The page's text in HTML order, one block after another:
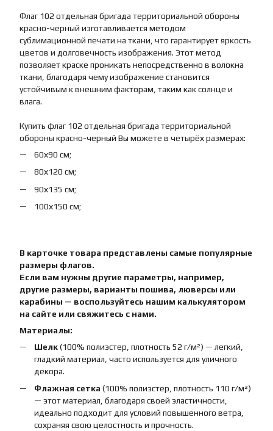
Флаг 102 отдельная бригада территориальной обороны
красно-черный изготавливается методом
сублимационной печати на ткани, что гарантирует яркость
цветов и долговечность изображения. Этот метод
позволяет краске проникать непосредственно в волокна
ткани, благодаря чему изображение становится
устойчивым к внешним факторам, таким как солнце и
влага.
Купить флаг 102 отдельная бригада территориальной
обороны красно-черный Вы можете в четырёх размерах:
60х90 см;
80х120 см;
90х135 см;
100х150 см;
В карточке товара представлены самые популярные
размеры флагов.
Если вам нужны другие параметры, например,
другие размеры, варианты пошива, люверсы или
карабины — воспользуйтесь нашим калькулятором
на сайте или свяжитесь с нами.
Материалы:
Шелк(100% полиэстер, плотность 52 г/м²) — легкий,
гладкий материал, часто используется для уличного
декора.
Флажная сетка (100% полиэстер, плотность 110 г/м²)
— этот материал, благодаря своей эластичности,
идеально подходит для условий повышенного ветра,
сохраняя свою целостность и прочность.